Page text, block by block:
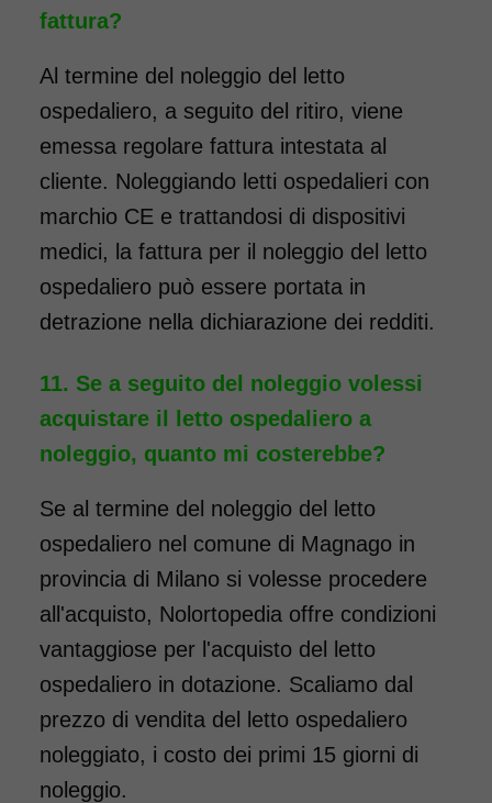
fattura?
Al termine del noleggio del letto
ospedaliero, a seguito del ritiro, viene
emessa regolare fattura intestata al
cliente. Noleggiando letti ospedalieri con
marchio CE e trattandosi di dispositivi
medici, la fattura per il noleggio del letto
ospedaliero può essere portata in
detrazione nella dichiarazione dei redditi.
Se a seguito del noleggio volessi
acquistare il letto ospedaliero a
noleggio, quanto mi costerebbe?
Se al termine del noleggio del letto
ospedaliero nel comune di Magnago in
provincia di Milano si volesse procedere
all'acquisto, Nolortopedia offre condizioni
vantaggiose per l'acquisto del letto
ospedaliero in dotazione. Scaliamo dal
prezzo di vendita del letto ospedaliero
noleggiato, i costo dei primi 15 giorni di
noleggio.